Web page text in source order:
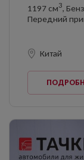
1197 см3,
Передний
Китай